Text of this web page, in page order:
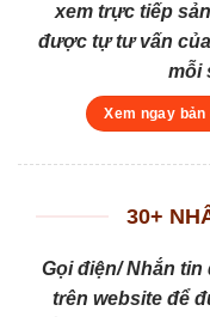
xem trực tiếp
được tự tư vấn
mỗi
Xem ngay
30+
Gọi điện/ Nhắn
trên website để